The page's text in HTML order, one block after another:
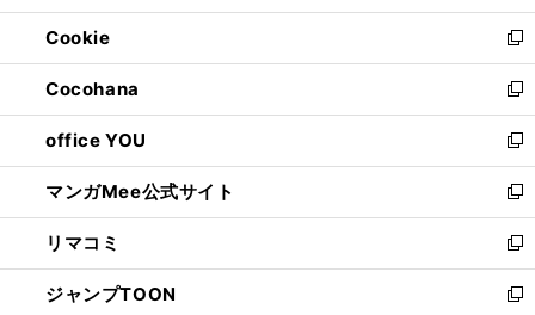
開
く
ウ
で
開
く
ン
ド
ウ
で
開
く
ウ
ィ
ン
ド
ウ
で
開
く
Cookie
新
し
い
ウ
ィ
ン
ド
ウ
で
開
く
Cocohana
新
し
い
ウ
ィ
ン
ド
ウ
で
office YOU
新
し
い
ウ
ィ
ン
ド
マンガMee公式サイト
新
し
い
ウ
ィ
リマコミ
新
し
い
ジャンプTOON
新